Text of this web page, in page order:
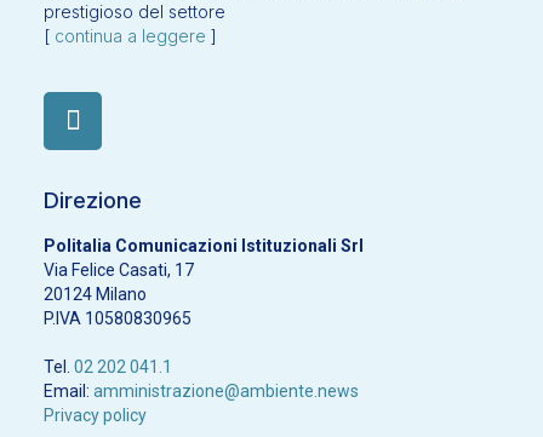
prestigioso del settore
[ continua a leggere ]
Direzione
Politalia Comunicazioni Istituzionali Srl
Via Felice Casati, 17
20124 Milano
P.IVA 10580830965
Tel. 02 202 041.1
Email: amministrazione@ambiente.news
Privacy policy